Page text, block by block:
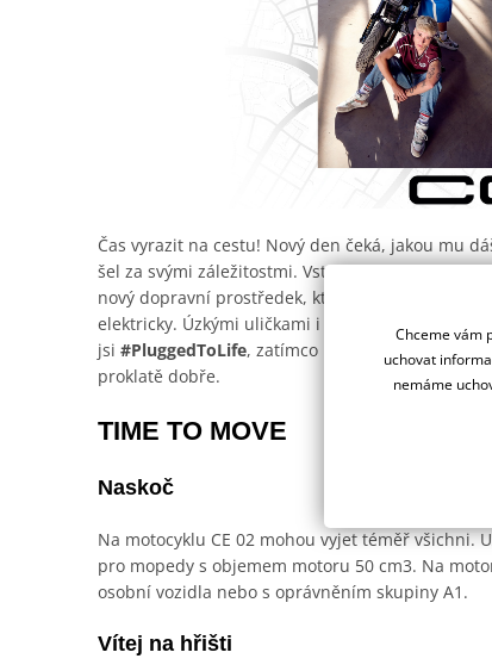
Čas vyrazit na cestu! Nový den čeká, jakou mu
šel za svými záležitostmi. Vstáváš, abys rozjel
nový dopravní prostředek, který tě katapultuje
elektricky. Úzkými uličkami i městskými okruhy.
jsi #PluggedToLife, zatímco na svém CE 02
proklatě dobře.
TIME TO MOVE
Naskoč
Na motocyklu CE 02 mohou vyjet téměř všichni.
pro mopedy s objemem motoru 50 cm3. Na
osobní vozidla nebo s oprávněním skupiny A1.
Vítej na hřišti
Chceme vám
uchovat
nemáme